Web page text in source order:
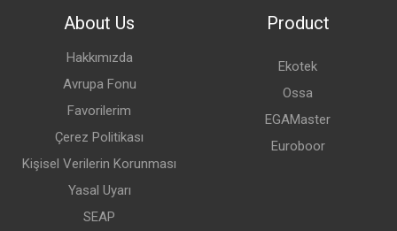
About Us
Hakkımızda
Avrupa Fonu
Favorilerim
Çerez Politikası
Kişisel Verilerin Korunması
Yasal Uyarı
SEAP
Product
Ekotek
Ossa
EGAMaster
Euroboor